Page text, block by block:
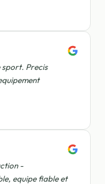
sport. Precis
-
equipe fiable et